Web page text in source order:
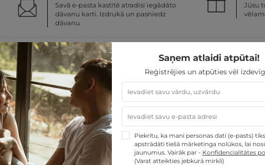
Savā e-pasta kastītē atradīsi iegādāto
dāvanu karti. Izdrukā un pasniedz
dāvanu
Jūsu
tikai pie pakalpojumu sniedzēja (t.i. restorāns, krogs);
pakalpojumu sniedzēja norādītos kontaktus;
vienu reizi;
par dāvanu kartes vērtību, naudas atlikums maksātājam netiek
kartes vērtību, starpību jāpiemaksā pircējam;
pret skaidru naudu.
Saņem atlaidi atpūtai!
Reģistrējies un atpūties vēl
Piekrītu, ka mani personas dati (e-pasts) tiks
apstrādāti tiešā mārketinga nolūkos, lai
jaunumus. Vairāk par - Konfidencialitātes
(Varat atteikties jebkurā mirklī)